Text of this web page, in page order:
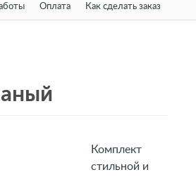
Оплата Как сделать заказ
Комплект
стильной и